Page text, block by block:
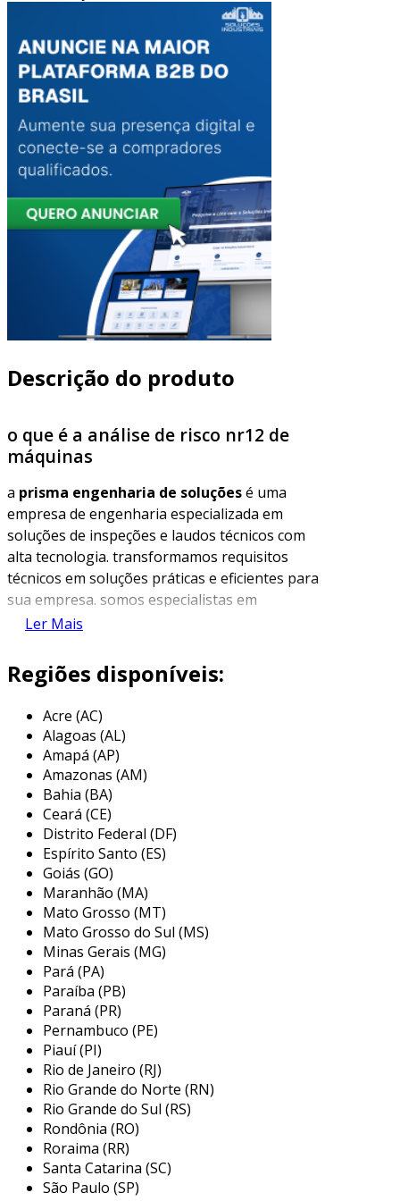
Descrição do produto
o que é a análise de risco nr12 de
máquinas
a prisma engenharia de soluçõesé uma
empresa de engenharia especializada em
soluções de inspeções e laudos técnicos com
alta tecnologia. transformamos requisitos
técnicos em soluções práticas e eficientes para
sua empresa. somos especialistas em
inspeções e laudos que previnem os problemas
segurança e a conformidade das operações.
máquinas oferece uma solução completa e
personalizada para garantir a conformidade
legal e a segurança das máquinas e
equipamentos da sua empresa, seguindo todos
os requisitos da
doministério do trabalho
do serviço é a apreciação de risco, onde
realizamos um mapeamento completo dos
riscos associados a cada máquina e
equipamento, identificando zonas de perigo,
pontos de aprisionamento, esmagamento,
choque elétrico, entre outros.
a análise técnica especializada é outro
componente essencial do nosso serviço. nossa
equipe avalia cada ponto crítico com base em
normas técnicas nacionais e internacionais,
propondo soluções de segurança sob medida
para sua operação. além disso, elaboramos um
plano de ação estruturado, que prioriza as
adequações com base no nível de risco,
exposição e frequência de uso, otimizando
recursos e garantindo um excelente custo-
Ler Mais
Regiões disponíveis:
Acre (AC)
Alagoas (AL)
Amapá (AP)
Amazonas (AM)
Bahia (BA)
Ceará (CE)
Distrito Federal (DF)
Espírito Santo (ES)
Goiás (GO)
Maranhão (MA)
Mato Grosso (MT)
Mato Grosso do Sul (MS)
Minas Gerais (MG)
Pará (PA)
Paraíba (PB)
Paraná (PR)
Pernambuco (PE)
Piauí (PI)
Rio de Janeiro (RJ)
Rio Grande do Norte (RN)
Rio Grande do Sul (RS)
Rondônia (RO)
Roraima (RR)
Santa Catarina (SC)
São Paulo (SP)